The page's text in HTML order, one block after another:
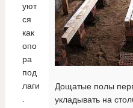
Дощатые полы
укладывать на
уют
ся
как
опо
ра
под
лаги